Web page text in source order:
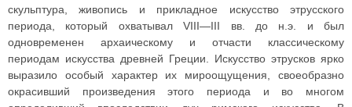
скульптура, живопись и прикладное искусство этрусского
периода, который охватывал VIII—III вв. до н.э. и был
одновременен архаическому и отчасти классическому
периодам искусства древней Греции. Искусство этрусков ярко
выразило особый характер их мироощущения, своеобразно
окрасивший произведения этого периода и во многом